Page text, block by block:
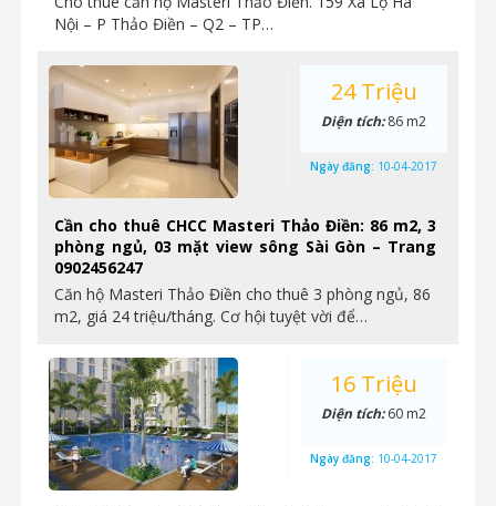
Nội – P Thảo Điền – Q2 – TP…
Cần cho thuê CHCC Masteri Thảo Điền: 86 m2, 3
phòng ngủ, 03 mặt view sông Sài Gòn – Trang
0902456247
Căn hộ Masteri Thảo Điền cho thuê 3 phòng ngủ, 86
m2, giá 24 triệu/tháng. Cơ hội tuyệt vời để…
24 Triệu
Diện tích:86 m2
Ngày đăng: 10-04-2017
16 Triệu
Diện tích:60 m2
Ngày đăng: 10-04-2017